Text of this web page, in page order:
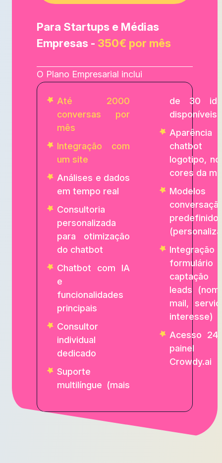
Para Startups e Médias
Empresas - 350€ por mês
O Plano Empresarial inclui
Até 2000
conversas por
mês
Integração com
um site
Análises e dados
em tempo real
Consultoria
personalizada
para otimização
do chatbot
Chatbot com IA
e
funcionalidades
principais
Consultor
individual
dedicado
Suporte
multilíngue (mais
de 30
disponíveis)
chatbot
logotipo,
cores da
leads
mail,
interesse)
Acesso
painel
Crowdy.ai